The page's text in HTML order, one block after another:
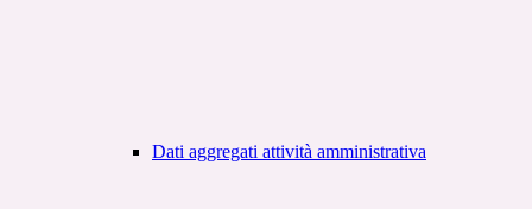
Dati aggregati attività amministrativa